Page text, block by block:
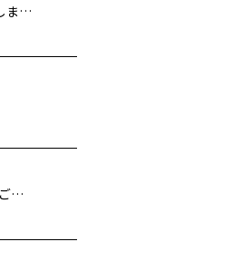
金沢シーサイドFM「社長！あなたの○○教えてください。」に取締役社長・松井謙介が出演しました
プロの編集者/ライターが教える！ 生成AI時代に”本当に必要”な 文章の書き方・考え方講座のご案内